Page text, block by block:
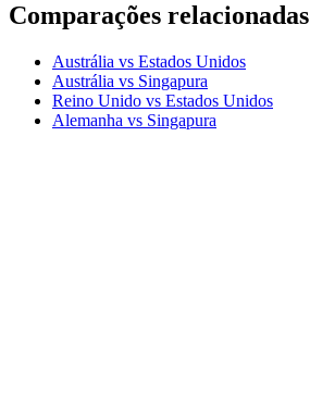
Comparações relacionadas
Austrália vs Estados Unidos
Austrália vs Singapura
Reino Unido vs Estados Unidos
Alemanha vs Singapura